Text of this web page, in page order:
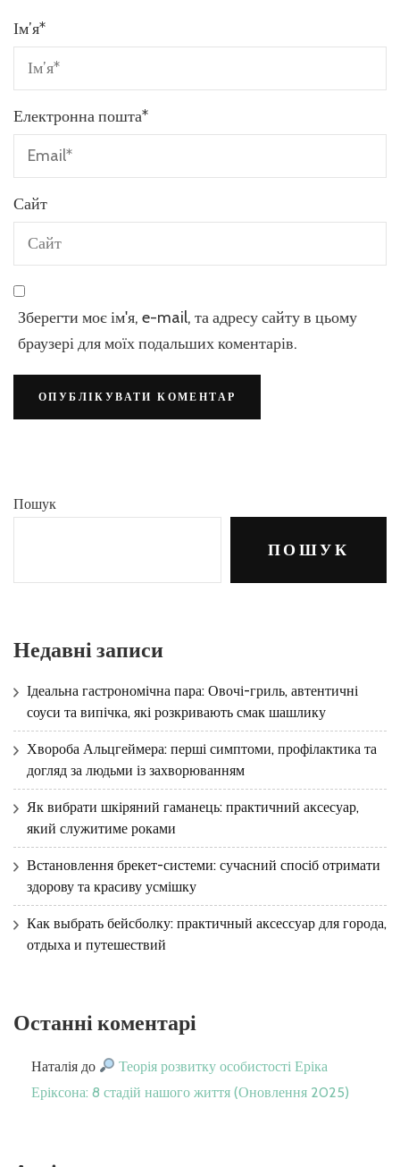
Ім’я*
Електронна пошта*
Сайт
Зберегти моє ім'я, e-mail, та адресу сайту в цьому
браузері для моїх подальших коментарів.
Пошук
ПОШУК
Недавні записи
Ідеальна гастрономічна пара: Овочі-гриль, автентичні
соуси та випічка, які розкривають смак шашлику
Хвороба Альцгеймера: перші симптоми, профілактика та
догляд за людьми із захворюванням
Як вибрати шкіряний гаманець: практичний аксесуар,
який служитиме роками
Встановлення брекет-системи: сучасний спосіб отримати
здорову та красиву усмішку
Как выбрать бейсболку: практичный аксессуар для города,
отдыха и путешествий
Останні коментарі
Наталія до
Теорія розвитку особистості Еріка
Еріксона: 8 стадій нашого життя (Оновлення 2025)